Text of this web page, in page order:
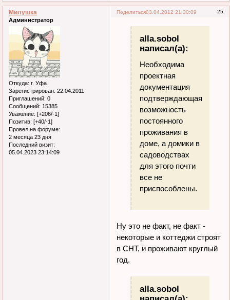
Поделиться 25
03.04.2012 21:30:09
Милушка
Администратор
Откуда: г. Уфа
Зарегистрирован: 22.04.2011
Приглашений: 0
Сообщений: 15385
Уважение: [+206/-1]
Позитив: [+40/-1]
Провел на форуме:
2 месяца 23 дня
Последний визит:
05.04.2023 23:14:09
alla.sobol
написал(а):
Необходима
проектная
документация
подтверждающая
возможность
постоянного
проживания в
доме, а домики в
садоводствах
для этого почти
все не
приспособлены.
Ну это не факт, не факт -
некоторые и коттеджи строят
в СНТ, и проживают круглый
год.
alla.sobol